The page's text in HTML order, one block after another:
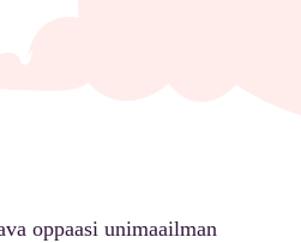
oppaasi unimaailman